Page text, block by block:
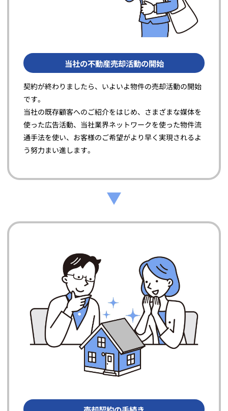
当社の不動産売却活動の開始
契約が終わりましたら、いよいよ物件の売却活動の開始
です。
当社の既存顧客へのご紹介をはじめ、さまざまな媒体を
使った広告活動、当社業界ネットワークを使った物件流
通手法を使い、お客様のご希望がより早く実現されるよ
う努力まい進します。